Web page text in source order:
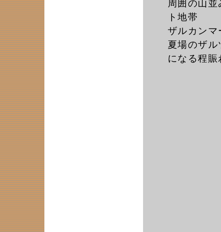
周囲の山
ト地帯
ザルカンマ
夏場のザ
になる程